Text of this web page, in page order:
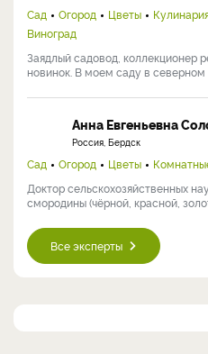
Сад Огород Цветы
Виноград
Заядлый садовод, коллекционер
новинок. В моем саду в северном
Анна Евгеньевна
Россия, Бердск
Сад Огород Цветы
Доктор сельскохозяйственных
смородины (чёрной, красной,
Все эксперты